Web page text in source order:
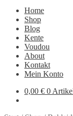
Home
Shop
Blog
Kente
Voudou
About
Kontakt
Mein Konto
0,00 € 0